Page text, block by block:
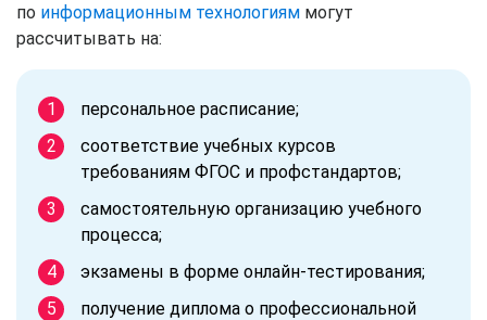
по информационным технологиям могут
рассчитывать на:
персональное расписание;
соответствие учебных курсов
требованиям ФГОС и профстандартов;
самостоятельную организацию учебного
процесса;
экзамены в форме онлайн-тестирования;
получение диплома о профессиональной